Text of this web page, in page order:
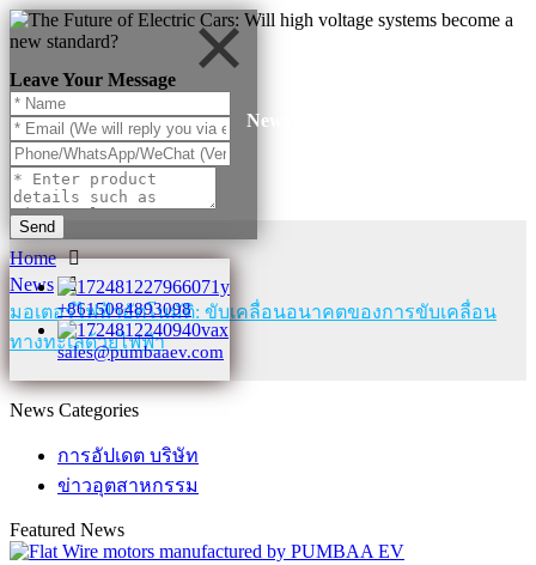
Leave Your Message
Send
+8615084893098
sales@pumbaaev.com
News
Home
News
มอเตอร์ไฟฟ้าอัตโนมัติ: ขับเคลื่อนอนาคตของการขับเคลื่อน
ทางทะเลด้วยไฟฟ้า
News Categories
การอัปเดต บริษัท
ข่าวอุตสาหกรรม
Featured News